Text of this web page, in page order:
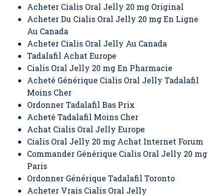
Acheter Cialis Oral Jelly 20 mg Original
Acheter Du Cialis Oral Jelly 20 mg En Ligne
Au Canada
Acheter Cialis Oral Jelly Au Canada
Tadalafil Achat Europe
Cialis Oral Jelly 20 mg En Pharmacie
Acheté Générique Cialis Oral Jelly Tadalafil
Moins Cher
Ordonner Tadalafil Bas Prix
Acheté Tadalafil Moins Cher
Achat Cialis Oral Jelly Europe
Cialis Oral Jelly 20 mg Achat Internet Forum
Commander Générique Cialis Oral Jelly 20 mg
Paris
Ordonner Générique Tadalafil Toronto
Acheter Vrais Cialis Oral Jelly